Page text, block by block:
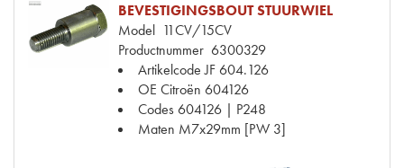
BEVESTIGINGSBOUT STUURWIEL
Model 11CV/15CV
Productnummer 6300329
Artikelcode JF 604.126
OE Citroën 604126
Codes 604126 | P248
Maten M7x29mm [PW 3]